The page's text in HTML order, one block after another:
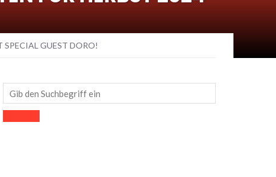
GUEST DORO!